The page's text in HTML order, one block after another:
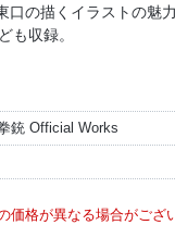
の描くイラストの魅
も収録。
銃 Official Works
価格が異なる場合がござ